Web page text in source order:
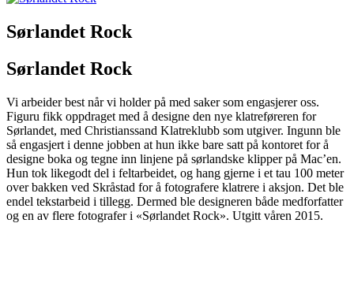
Sørlandet Rock
Sørlandet Rock
Vi arbeider best når vi holder på med saker som engasjerer oss.
Figuru fikk oppdraget med å designe den nye klatreføreren for
Sørlandet, med Christianssand Klatreklubb som utgiver. Ingunn ble
så engasjert i denne jobben at hun ikke bare satt på kontoret for å
designe boka og tegne inn linjene på sørlandske klipper på Mac’en.
Hun tok likegodt del i feltarbeidet, og hang gjerne i et tau 100 meter
over bakken ved Skråstad for å fotografere klatrere i aksjon. Det ble
endel tekstarbeid i tillegg. Dermed ble designeren både medforfatter
og en av flere fotografer i «Sørlandet Rock». Utgitt våren 2015.